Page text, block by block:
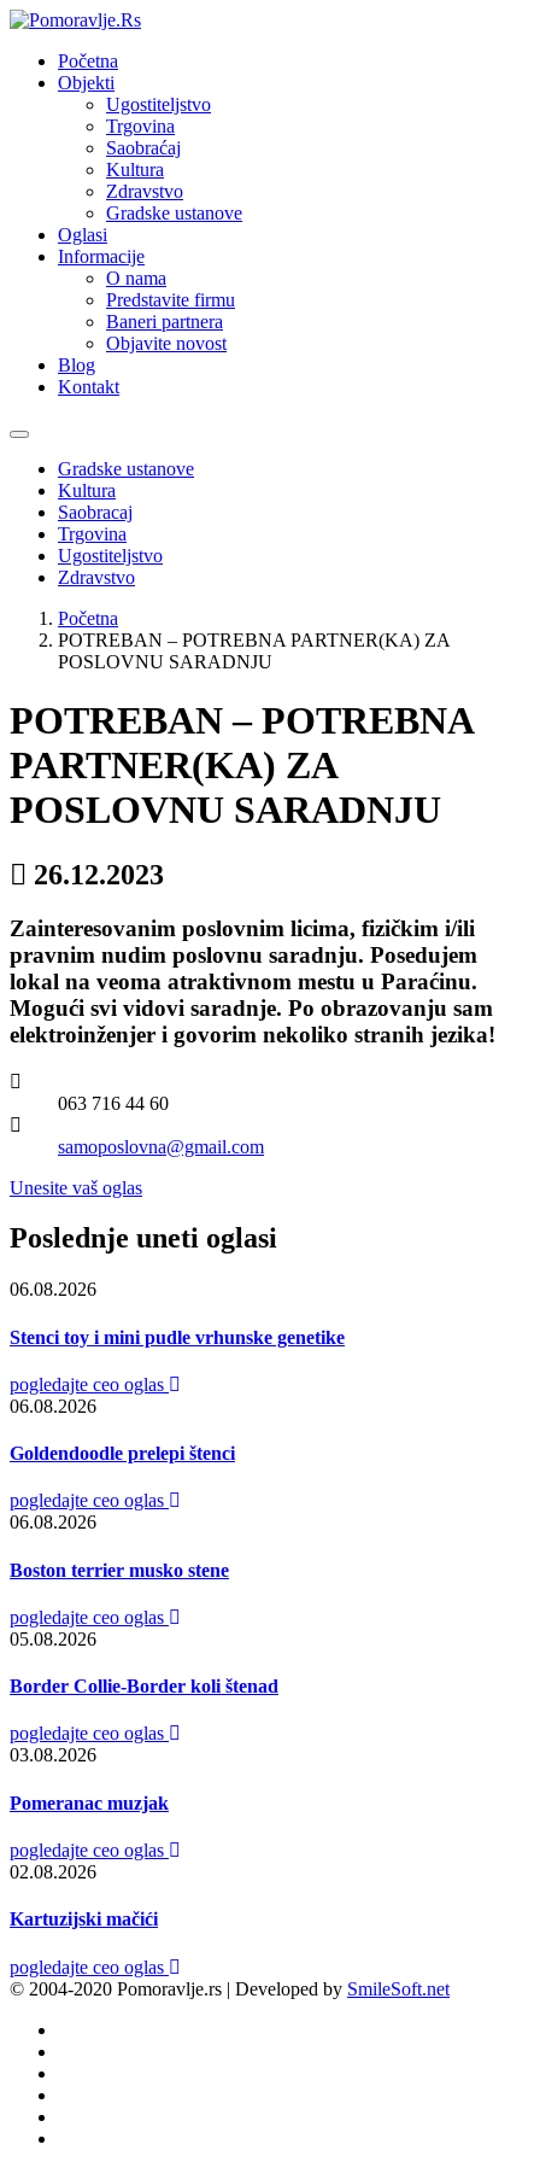
Početna
Objekti
Ugostiteljstvo
Trgovina
Saobraćaj
Kultura
Zdravstvo
Gradske ustanove
Oglasi
Informacije
O nama
Predstavite firmu
Baneri partnera
Objavite novost
Blog
Kontakt
Toggle
navigationGradske ustanove
Kultura
Saobracaj
Trgovina
Ugostiteljstvo
Zdravstvo
Početna
POTREBAN – POTREBNA PARTNER(KA) ZA
POSLOVNU SARADNJU
POTREBAN – POTREBNA
PARTNER(KA) ZA
POSLOVNU SARADNJU
26.12.2023
Zainteresovanim poslovnim licima, fizičkim i/ili
pravnim nudim poslovnu saradnju. Posedujem
lokal na veoma atraktivnom mestu u Paraćinu.
Mogući svi vidovi saradnje. Po obrazovanju sam
elektroinženjer i govorim nekoliko stranih jezika!
063 716 44 60
samoposlovna@gmail.com
Unesite vaš oglas
Poslednje uneti oglasi
06.08.2026
Stenci toy i mini pudle vrhunske genetike
pogledajte ceo oglas
06.08.2026
Goldendoodle prelepi štenci
pogledajte ceo oglas
06.08.2026
Boston terrier musko stene
pogledajte ceo oglas
05.08.2026
Border Collie-Border koli štenad
pogledajte ceo oglas
03.08.2026
Pomeranac muzjak
pogledajte ceo oglas
02.08.2026
Kartuzijski mačići
pogledajte ceo oglas
© 2004-2020 Pomoravlje.rs | Developed by SmileSoft.net